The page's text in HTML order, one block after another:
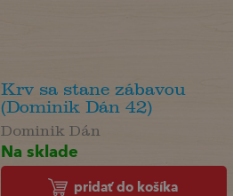
Krv sa stane zábavou
(Dominik Dán 42)
Dominik Dán
Na sklade
pridať do košíka